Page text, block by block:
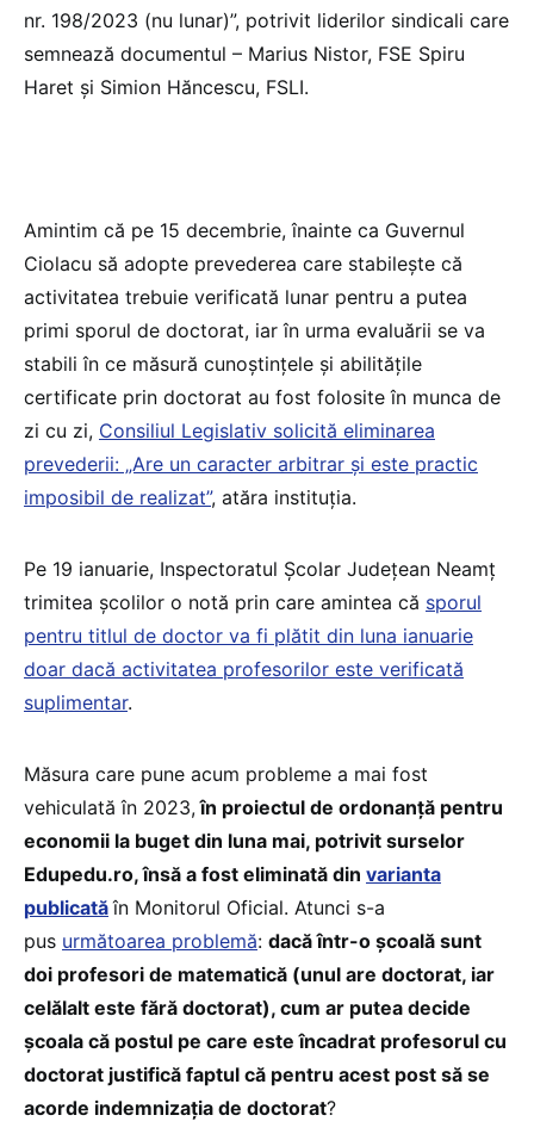
nr. 198/2023 (nu lunar)”, potrivit liderilor sindicali care
semnează documentul – Marius Nistor, FSE Spiru
Haret și Simion Hăncescu, FSLI.
Amintim că pe 15 decembrie, înainte ca Guvernul
Ciolacu să adopte prevederea care stabilește că
activitatea trebuie verificată lunar pentru a putea
primi sporul de doctorat, iar în urma evaluării se va
stabili în ce măsură cunoștințele și abilitățile
certificate prin doctorat au fost folosite în munca de
zi cu zi, Consiliul Legislativ solicită eliminarea
prevederii: „Are un caracter arbitrar şi este practic
imposibil de realizat”, atăra instituția.
Pe 19 ianuarie, Inspectoratul Școlar Județean Neamț
trimitea școlilor o notă prin care amintea că sporul
pentru titlul de doctor va fi plătit din luna ianuarie
doar dacă activitatea profesorilor este verificată
suplimentar.
Măsura care pune acum probleme a mai fost
vehiculată în 2023,în proiectul de ordonanță pentru
economii la buget din luna mai, potrivit surselor
Edupedu.ro, însă a fost eliminată din varianta
publicată în Monitorul Oficial. Atunci s-a
pus următoarea problemă: dacă într-o școală sunt
doi profesori de matematică (unul are doctorat, iar
celălalt este fără doctorat), cum ar putea decide
școala că postul pe care este încadrat profesorul cu
doctorat justifică faptul că pentru acest post să se
acorde indemnizația de doctorat?